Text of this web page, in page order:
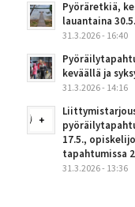
Pyöräretkiä,
lauantaina
31.3.2026 - 16:40
keväällä ja
31.3.2026 - 14:16
17.5.,
tapahtumissa
31.3.2026 - 13:36